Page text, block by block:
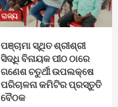
ରାଜ୍ୟ
ପଞ୍ଚାମା ସ୍ଥିତ ଶ୍ରୀଶ୍ରୀ
ସିଦ୍ଧି ବିନାୟକ ପୀଠ ଠାରେ
ଗଣେଶ ଚତୁର୍ଥୀ ଉପଲକ୍ଷେ
ପରିଚାଳନା କମିଟିର ପ୍ରସ୍ତୁତି
ବୈଠକ